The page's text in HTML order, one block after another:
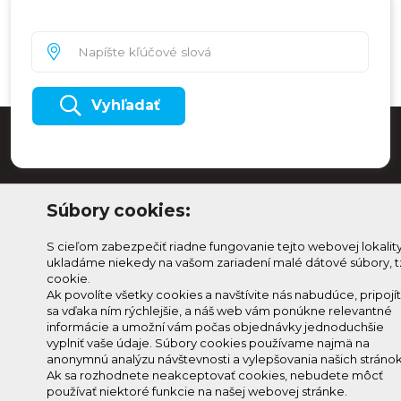
Vyhľadať
info@knh.sk
Prihlásenie
Zmeniť
nastavenie
cookies
Odoberaj Kam na
Horehroní
Prihlás sa na odber a
dostávaj novinky ako prvý
Súbory cookies:
S cieľom zabezpečiť riadne fungovanie tejto webovej
ukladáme niekedy na vašom zariadení malé dátové súbory,
cookie.
Ak povolíte všetky cookies a navštívite nás nabudúce,
sa vďaka ním rýchlejšie, a náš web vám ponúkne relevantné
informácie a umožní vám počas objednávky jednoduchšie
vyplniť vaše údaje. Súbory cookies používame najmä na
anonymnú analýzu návštevnosti a vylepšovania našich
Ak sa rozhodnete neakceptovať cookies, nebudete môcť
používať niektoré funkcie na našej webovej stránke.